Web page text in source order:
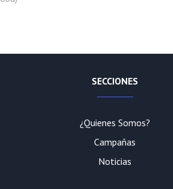
SECCIONES
¿Quienes Somos?
Campañas
Noticias